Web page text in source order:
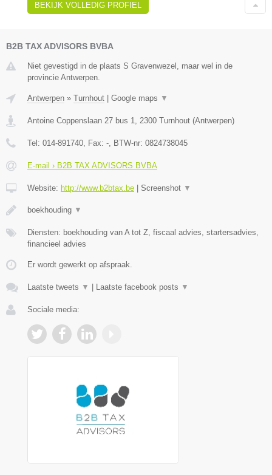
BEKIJK VOLLEDIG PROFIEL
B2B TAX ADVISORS BVBA
Niet gevestigd in de plaats S Gravenwezel, maar wel in de
provincie Antwerpen.
Antwerpen » Turnhout Google maps ▼
Antoine Coppenslaan 27 bus 1, 2300 Turnhout (Antwerpen)
Tel: 014-891740, Fax: -, BTW-nr: 0824738045
E-mail › B2B TAX ADVISORS BVBA
Website: http://www.b2btax.be Screenshot ▼
boekhouding ▼
Diensten: boekhouding van A tot Z, fiscaal advies, startersadvies,
financieel advies
Er wordt gewerkt op afspraak.
Laatste tweets ▼ Laatste facebook posts ▼
Sociale media: